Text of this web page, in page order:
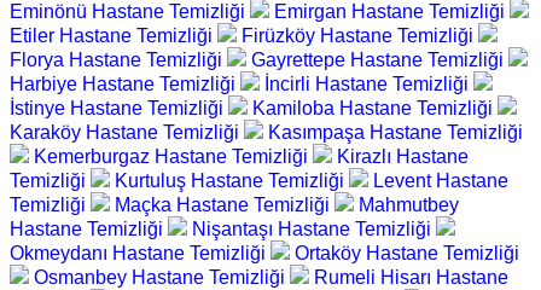
Eminönü Hastane Temizliği
Emirgan Hastane Temizliği
Etiler Hastane Temizliği
Firüzköy Hastane Temizliği
Florya Hastane Temizliği
Gayrettepe Hastane Temizliği
Harbiye Hastane Temizliği
İncirli Hastane Temizliği
İstinye Hastane Temizliği
Kamiloba Hastane Temizliği
Karaköy Hastane Temizliği
Kasımpaşa Hastane Temizliği
Kemerburgaz Hastane Temizliği
Kirazlı Hastane
Temizliği
Kurtuluş Hastane Temizliği
Levent Hastane
Temizliği
Maçka Hastane Temizliği
Mahmutbey
Hastane Temizliği
Nişantaşı Hastane Temizliği
Okmeydanı Hastane Temizliği
Ortaköy Hastane Temizliği
Osmanbey Hastane Temizliği
Rumeli Hisarı Hastane